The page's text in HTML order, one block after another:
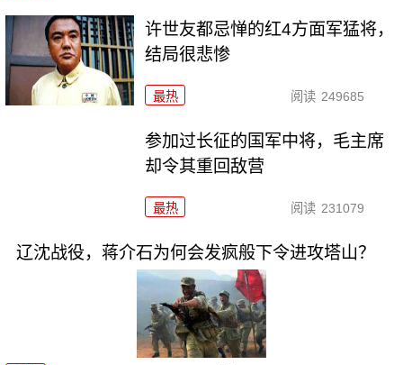
许世友都忌惮的红4方面军猛将，
结局很悲惨
最热 阅读 249685
参加过长征的国军中将，毛主席
却令其重回敌营
最热 阅读 231079
辽沈战役，蒋介石为何会发疯般下令进攻塔山？